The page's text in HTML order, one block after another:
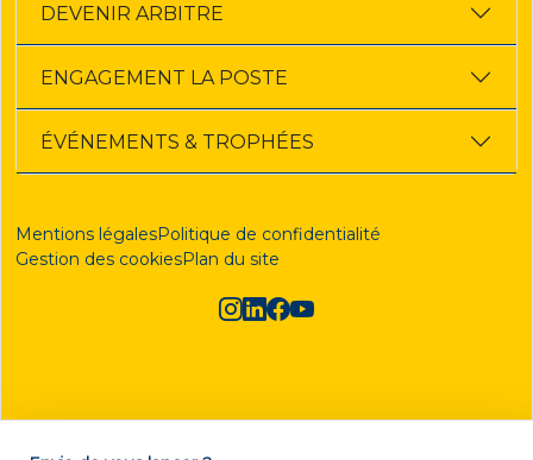
DEVENIR ARBITRE
ENGAGEMENT LA POSTE
ÉVÉNEMENTS & TROPHÉES
Mentions légalesPolitique de confidentialité
Gestion des cookiesPlan du site